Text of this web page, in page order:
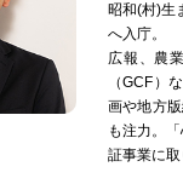
昭和(村)生
へ入庁。
広報、農
（GCF）
画や地方
も注力。
証事業に取